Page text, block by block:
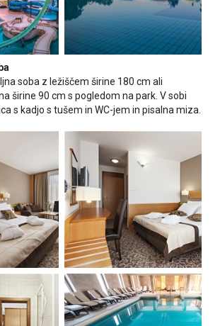
soba z ležiščem širine 180 cm ali
širine 90 cm s pogledom na park. V sobi
s kadjo s tušem in WC-jem in pisalna miza.